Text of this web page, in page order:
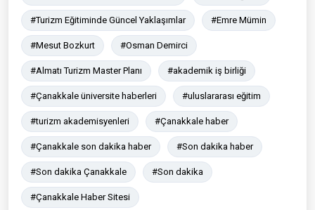
#Turizm Eğitiminde Güncel Yaklaşımlar #Emre Mümin
#Mesut Bozkurt #Osman Demirci
#Almatı Turizm Master Planı #akademik iş birliği
#Çanakkale üniversite haberleri #uluslararası eğitim
#turizm akademisyenleri #Çanakkale haber
#Çanakkale son dakika haber #Son dakika haber
#Son dakika Çanakkale #Son dakika
#Çanakkale Haber Sitesi